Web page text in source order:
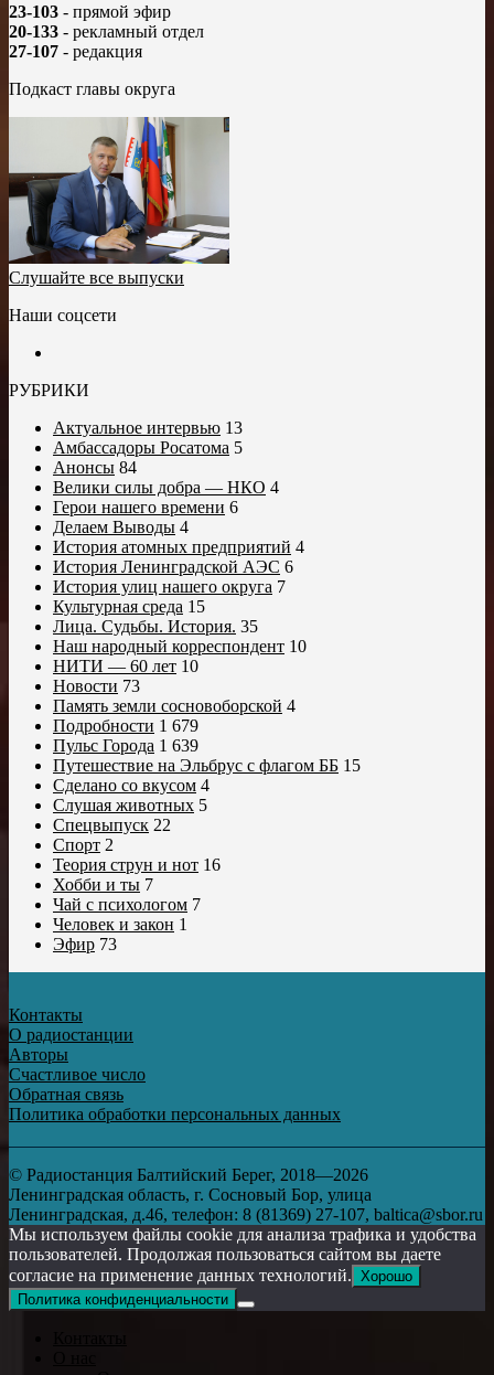
23-103 - прямой эфир
20-133 - рекламный отдел
27-107 - редакция
Подкаст главы округа
Слушайте все выпуски
Наши соцсети
РУБРИКИ
Актуальное интервью 13
Амбассадоры Росатома 5
Анонсы 84
Велики силы добра — НКО 4
Герои нашего времени 6
Делаем Выводы 4
История атомных предприятий 4
История Ленинградской АЭС 6
История улиц нашего округа 7
Культурная среда 15
Лица. Судьбы. История. 35
Наш народный корреспондент 10
НИТИ — 60 лет 10
Новости 73
Память земли сосновоборской 4
Подробности 1 679
Пульс Города 1 639
Путешествие на Эльбрус с флагом ББ 15
Сделано со вкусом 4
Слушая животных 5
Спецвыпуск 22
Спорт 2
Теория струн и нот 16
Хобби и ты 7
Чай с психологом 7
Человек и закон 1
Эфир 73
Контакты
О радиостанции
Авторы
Счастливое число
Обратная связь
Политика обработки персональных данных
© Радиостанция Балтийский Берег, 2018—2026
Ленинградская область, г. Сосновый Бор, улица
Ленинградская, д.46, телефон: 8 (81369) 27-107, baltica@sbor.ru
Мы используем файлы cookie для анализа трафика и удобства
пользователей. Продолжая пользоваться сайтом вы даете
согласие на применение данных технологий. Хорошо
Политика конфиденциальности